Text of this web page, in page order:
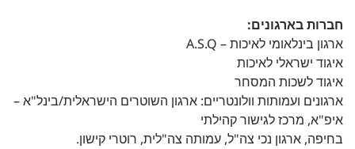
חברות בארגונים:
ארגון בינלאומי לאיכות – A.S.Q
איגוד ישראלי לאיכות
איגוד לשכות המסחר
ארגונים ועמותות וולונטריים: ארגון השוטרים הישראלית/בינל"א –
איפ"א, מרכז לגישור קהילתי
בחיפה, ארגון נכי צה"ל, עמותה צה"לית, רוטרי קישון.